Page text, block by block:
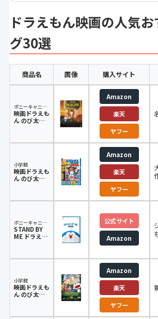
ドラえもん映画の人気
グ30選
商品名 画像 購入サイト
ポニーキャニオン
映画ドラえも
ん のび太の
Amazon
楽天
ヤフー
小学館
映画ドラえも
ん のび太と
Amazon
楽天
ヤフー
ポニーキャニオン
STAND BY
ME ドラえも
公式サイト
Amazon
小学館
映画ドラえも
ん のび太と
Amazon
楽天
ヤフー